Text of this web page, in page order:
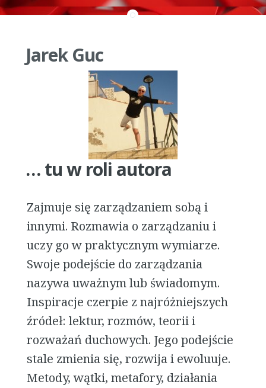
Jarek Guc
… tu w roli autora
Zajmuje się zarządzaniem sobą i
innymi. Rozmawia o zarządzaniu i
uczy go w praktycznym wymiarze.
Swoje podejście do zarządzania
nazywa uważnym lub świadomym.
Inspiracje czerpie z najróżniejszych
źródeł: lektur, rozmów, teorii i
rozważań duchowych. Jego podejście
stale zmienia się, rozwija i ewoluuje.
Metody, wątki, metafory, działania